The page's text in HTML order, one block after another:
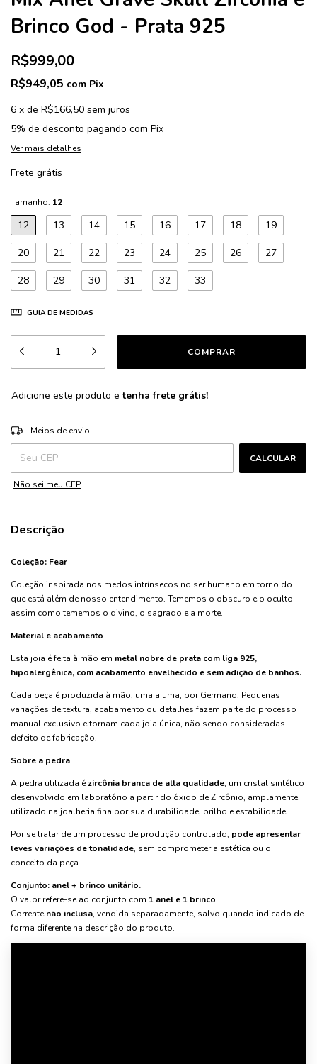
Brinco God - Prata 925
R$999,00
R$949,05 com Pix
6 x de R$166,50 sem juros
5% de desconto pagando com Pix
Ver mais detalhes
Frete grátis
Tamanho: 12
12 13 14 15 16 17 18 19
20 21 22 23 24 25 26 27
28 29 30 31 32 33
GUIA DE MEDIDAS
Adicione este produto etenha frete grátis!
Entregas para o CEP:
Meios de envio
CALCULAR
Não sei meu CEP
Descrição
Coleção: Fear
Coleção inspirada nos medos intrínsecos no ser humano em torno do
que está além de nosso entendimento. Tememos o obscuro e o oculto
assim como tememos o divino, o sagrado e a morte.
Material e acabamento
Esta joia é feita à mão em metal nobre de prata com liga 925,
hipoalergênica, com acabamento envelhecido e sem adição de banhos.
Cada peça é produzida à mão, uma a uma, por Germano. Pequenas
variações de textura, acabamento ou detalhes fazem parte do processo
manual exclusivo e tornam cada joia única, não sendo consideradas
defeito de fabricação.
Sobre a pedra
A pedra utilizada ézircônia branca de alta qualidade, um cristal sintético
desenvolvido em laboratório a partir do óxido de Zircônio, amplamente
utilizado na joalheria fina por sua durabilidade, brilho e estabilidade.
Por se tratar de um processo de produção controlado, pode apresentar
leves variações de tonalidade, sem comprometer a estética ou o
conceito da peça.
Conjunto: anel + brinco unitário.
O valor refere-se ao conjunto com 1 anel e 1 brinco.
Correntenão inclusa, vendida separadamente, salvo quando indicado de
forma diferente na descrição do produto.